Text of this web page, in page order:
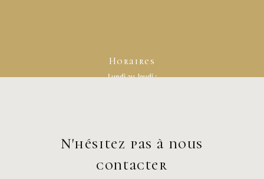
Horaires
Lundi au Jeudi :
N'hésitez pas à nous
contacter